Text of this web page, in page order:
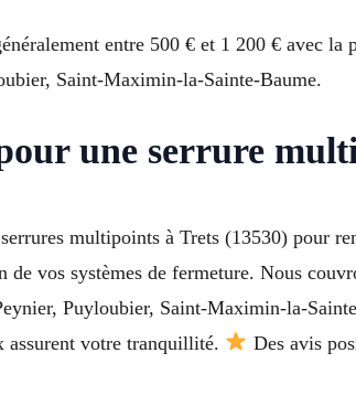
entre 500 € et 1 200 € avec
Saint-Maximin-la-Sainte-Baume.
une serrure
multipoints à Trets (13530) pour
de vos systèmes de fermeture. Nous
Puyloubier, Saint-Maximin-la-
assurent votre tranquillité.
Des avis